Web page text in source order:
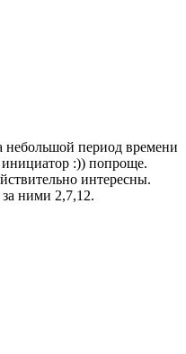
небольшой период времени
:)) попроще.
интересны.
ними 2,7,12.